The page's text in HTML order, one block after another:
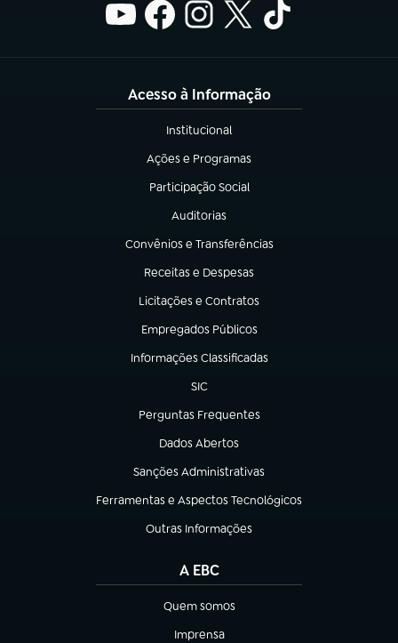
Acesso à Informação
Institucional
(abre em nova aba)
Ações e Programas
(abre em nova aba)
Participação Social
(abre em nova aba)
Auditorias
(abre em nova aba)
Convênios e Transferências
(abre em nova aba)
Receitas e Despesas
(abre em nova aba)
Licitações e Contratos
(abre em nova aba)
Empregados Públicos
(abre em nova aba)
Informações Classificadas
(abre em nova aba)
SIC
(abre em nova aba)
Perguntas Frequentes
(abre em nova aba)
Dados Abertos
(abre em nova aba)
Sanções Administrativas
(abre em nova aba)
Ferramentas e Aspectos Tecnológicos
(abre em nova aba)
Outras Informações
(abre em nova aba)
A EBC
Quem somos
(abre em nova aba)
Imprensa